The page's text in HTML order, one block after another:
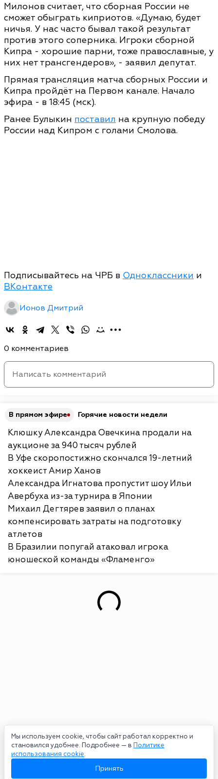
Мы используем cookie, чтобы сайт работал корректно и
становился удобнее. Подробнее — в Политике
использования cookie.
Принять
Милонов считает, что сборная России не
сможет обыграть киприотов. «Думаю, будет
ничья. У нас часто бывал такой результат
против этого соперника. Игроки сборной
Кипра - хорошие парни, тоже православные, у
них нет трансгендеров», - заявил депутат.
Прямая трансляция матча сборных России и
Кипра пройдёт на Первом канале. Начало
эфира - в 18:45 (мск).
Ранее Булыкин поставил на крупную победу
России над Кипром с голами Смолова.
Подписывайтесь на ЧРБ в Одноклассники и
ВКонтакте
Ионов Дмитрий
0 комментариев
В прямом эфире Горячие новости недели
Клюшку Александра Овечкина продали на
аукционе за 940 тысяч рублей
В Уфе скоропостижно скончался 19-летний
хоккеист Амир Ханов
Александра Игнатова пропустит шоу Ильи
Авербуха из-за турнира в Японии
Михаил Дегтярев заявил о планах
компенсировать затраты на подготовку
атлетов
В Бразилии попугай атаковал игрока
юношеской команды «Фламенго»